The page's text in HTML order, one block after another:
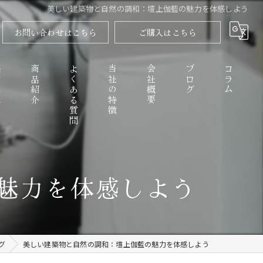
美しい建築物と自然の調和：壇上伽藍の魅力を体感しよう
お問い合わせはこちら ご購入はこちら
商品紹介 よくある質問 当社の特徴
精進料理
お取り寄せ
会社概要 ブログ コラム
力を体感しよう
美しい建築物と自然の調和：壇上伽藍の魅力を体感しよう